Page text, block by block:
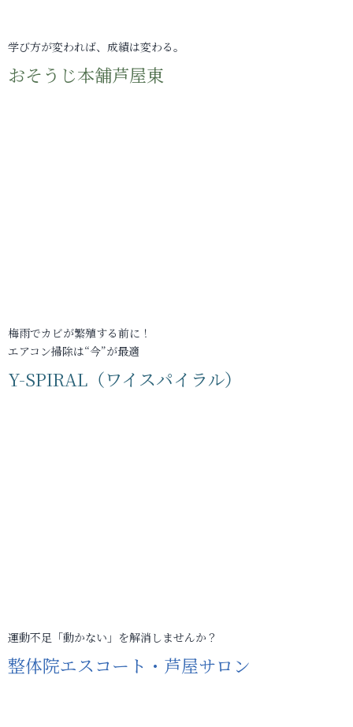
学び方が変われば、成績は変わる。
おそうじ本舗芦屋東
梅雨でカビが繁殖する前に！
エアコン掃除は“今”が最適
Y-SPIRAL（ワイスパイラル）
運動不足「動かない」を解消しませんか？
整体院エスコート・芦屋サロン